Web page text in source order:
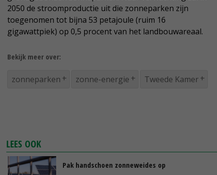
2050 de stroomproductie uit die zonneparken zijn
toegenomen tot bijna 53 petajoule (ruim 16
gigawattpiek) op 0,5 procent van het landbouwareaal.
Bekijk meer over:
zonneparken zonne-energie Tweede Kamer
LEES OOK
Pak handschoen zonneweides op